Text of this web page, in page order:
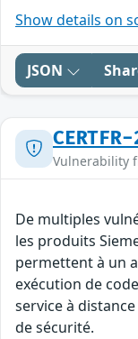
Show details on
JSON
Vulnerability
De multiples
les produits
permettent à un
exécution de
service à
de sécurité.